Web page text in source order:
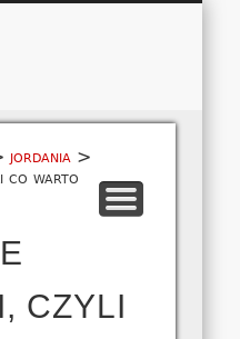
A-M
N-Z
jordania >
co warto
CZYLI